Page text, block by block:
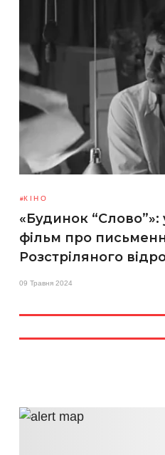
КІНО
«Будинок
фільм про
Розстріляного
09 Травня 2024